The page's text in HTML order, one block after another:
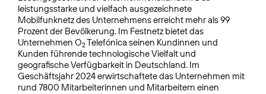
leistungsstarke und vielfach ausgezeichnete
Mobilfunknetz des Unternehmens erreicht mehr als 99
Prozent der Bevölkerung. Im Festnetz bietet das
Unternehmen O2Telefónica seinen Kundinnen und
Kunden führende technologische Vielfalt und
geografische Verfügbarkeit in Deutschland. Im
Geschäftsjahr 2024 erwirtschaftete das Unternehmen mit
rund 7800 Mitarbeiterinnen und Mitarbeitern einen